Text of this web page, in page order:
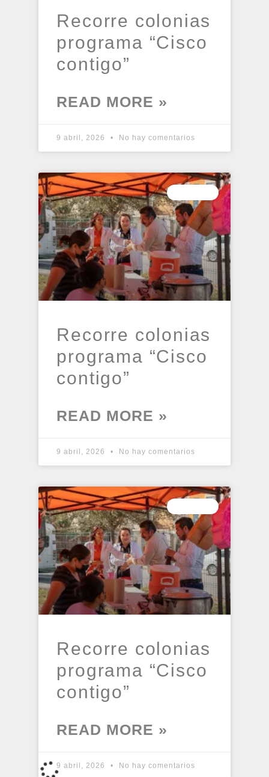
Recorre colonias
programa “Cisco
contigo”
READ MORE »
9 abril, 2026 No hay comentarios
Recorre colonias
programa “Cisco
contigo”
READ MORE »
9 abril, 2026 No hay comentarios
Recorre colonias
programa “Cisco
contigo”
READ MORE »
9 abril, 2026 No hay comentarios